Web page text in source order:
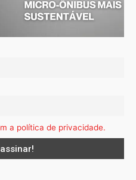
a política de privacidade.